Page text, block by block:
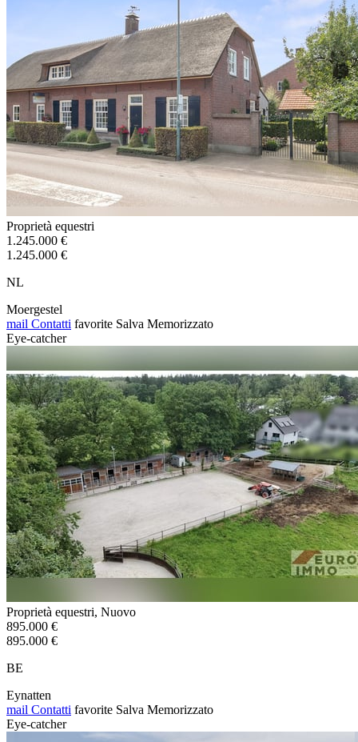
Proprietà equestri
1.245.000 €
1.245.000 €
NL
Moergestel
mail Contatti favorite Salva Memorizzato
Eye-catcher
Proprietà equestri, Nuovo
895.000 €
895.000 €
BE
Eynatten
mail Contatti favorite Salva Memorizzato
Eye-catcher